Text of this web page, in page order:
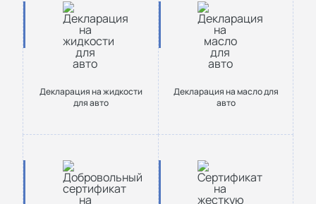
Декларация на жидкости
для авто
Декларация на масло для
авто